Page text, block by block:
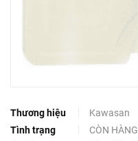
Thương hiệu
Kawasan
Tình trạng
CÒN HÀNG